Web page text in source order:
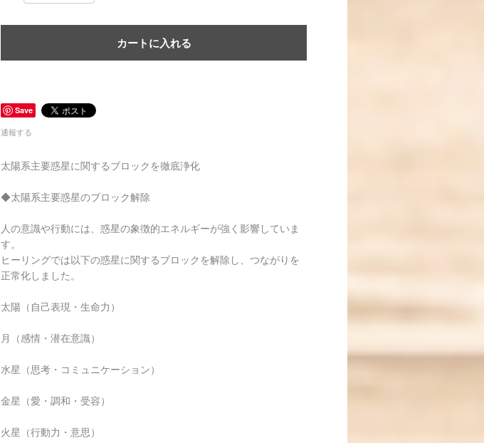
カートに入れる
Save
通報する
太陽系主要惑星に関するブロックを徹底浄化
◆太陽系主要惑星のブロック解除
人の意識や行動には、惑星の象徴的エネルギーが強く影響していま
す。
ヒーリングでは以下の惑星に関するブロックを解除し、つながりを
正常化しました。
太陽（自己表現・生命力）
月（感情・潜在意識）
水星（思考・コミュニケーション）
金星（愛・調和・受容）
火星（行動力・意思）